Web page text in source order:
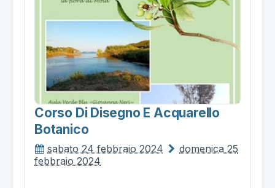
Corso Di Disegno E Acquarello
Botanico
sabato 24 febbraio 2024
domenica 25
febbraio 2024